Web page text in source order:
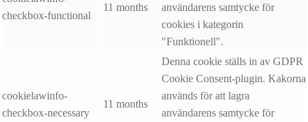
checkbox-functional
11 months
användarens samtycke för
cookies i kategorin
"Funktionell".
cookielawinfo-
checkbox-necessary
11 months
Denna cookie ställs in av GDPR
Cookie Consent-plugin. Kakorna
används för att lagra
användarens samtycke för